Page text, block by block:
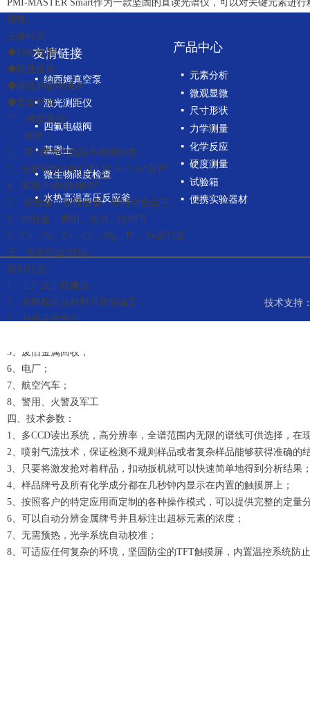
PMI-MASTER Smart作为一款坚固的直读光谱仪，可以对关键元素进
便性。
主要特点：
◆分析性能
◆快速使用
◆极低的使用成本
◆坚固耐用
二、典型应用：
1、 钢铁；
2、 带L牌号的低碳不锈钢分类；
3、分析钢铁中的C,P*,S*,Sn*,As*及B* ;
4、双相不锈钢钟的N*;
5、 铝合金：铝硅合金，铝硅铜合金等；
6、铜合金：黄铜、青铜、白铜等
7、Cu，Ni，Zn，Co，Mg，Pb，Sn及Ti基
三、应用行业/领域：
应用行业：
1、工厂及工程建设；
2、来料检测及材料可靠性鉴定；
3、石化及化学品；
5、废旧金属回收；
6、电厂；
7、航空汽车；
8、警用、火警及军工
四、技术参数：
1、多CCD读出系统，高分辨率，全谱范围内无限的谱线可供选择，在
2、喷射气流技术，保证检测不规则样品或者复杂样品能够获得准确
3、只要将激发抢对着样品，扣动扳机就可以快速简单地得到分析结果
4、样品牌号及所有化学成分都在几秒钟内显示在内置的触摸屏上；
5、按照客户的特定应用而定制的各种操作模式，可以提供完整的定量
6、可以自动分辨金属牌号并且标注出超标元素的浓度；
7、无需预热，光学系统自动校准；
8、可适应任何复杂的环境，坚固防尘的TFT触摸屏，内置温控系统防
友情链接
넷 元素分析
넷 微观显微
넷 尺寸形状
넷 力学测量
넷 化学反应
넷 硬度测量
넷 试验箱
넷 便携实验器材
产品中心
넷 纳西姆真空泵
넷 激光测距仪
넷 四氟电磁阀
넷 基恩士
넸 微生物限度检查
넸 水热高温高压反应釜
技术支持